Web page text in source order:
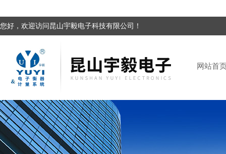
您好，欢迎访问昆山宇毅电子科技有限公司！
网站首